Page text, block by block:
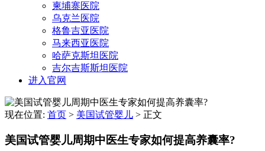
柬埔寨医院
乌克兰医院
格鲁吉亚医院
马来西亚医院
哈萨克斯坦医院
吉尔吉斯斯坦医院
进入官网
现在位置: 首页 > 美国试管婴儿 > 正文
美国试管婴儿周期中医生专家如何提高养囊率?